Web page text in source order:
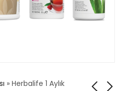
» Herbalife 1 Aylık